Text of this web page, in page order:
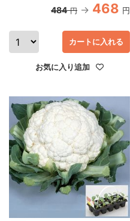
484 円 468 円
お気に入り追加
カートに入れる